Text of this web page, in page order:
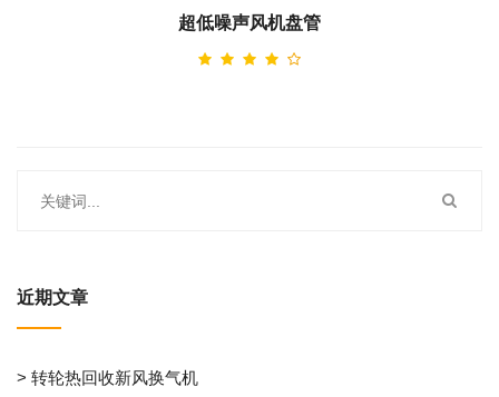
超低噪声风机盘管
近期文章
> 转轮热回收新风换气机